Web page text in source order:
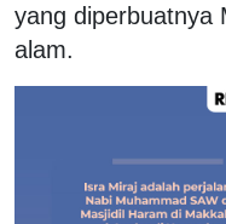
yang diperbuatnya
alam.